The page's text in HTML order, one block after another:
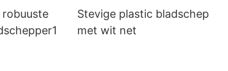
robuuste
Stevige plastic bladschep
met wit net